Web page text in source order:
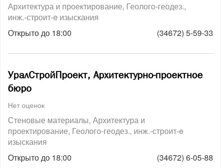
Архитектура и проектирование Геолого-геодез.,
инж.-строит-e изыскания
Открыто до 18:00
(34672) 5-59-33
УралСтройПроект, Архитектурно-проектное
бюро
Нет оценок
Стеновые материалы Архитектура и
проектирование Геолого-геодез., инж.-строит-e
изыскания
Открыто до 18:00
(34672) 6-05-88